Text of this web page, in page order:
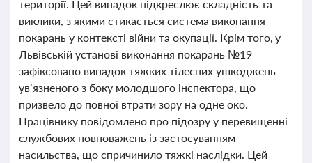
території. Цей випадок підкреслює складність та
виклики, з якими стикається система виконання
покарань у контексті війни та окупації. Крім того, у
Львівській установі виконання покарань №19
зафіксовано випадок тяжких тілесних ушкоджень
ув’язненого з боку молодшого інспектора, що
призвело до повної втрати зору на одне око.
Працівнику повідомлено про підозру у перевищенні
службових повноважень із застосуванням
насильства, що спричинило тяжкі наслідки. Цей